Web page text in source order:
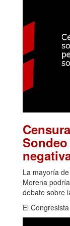
La mayoría
Morena
debate sobre
El Congresista